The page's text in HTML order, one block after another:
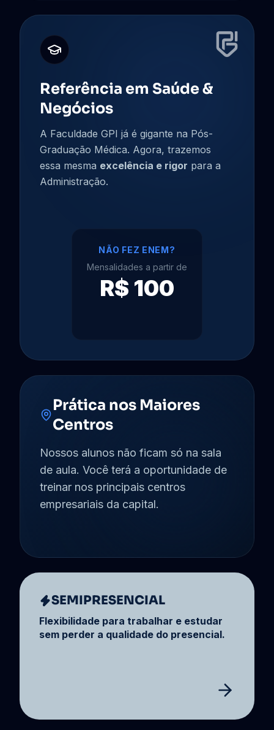
Referência em Saúde &
Negócios
A Faculdade GPI já é gigante na Pós-
Graduação Médica. Agora, trazemos
essa mesma excelência e rigor para a
Administração.
NÃO FEZ ENEM?
Mensalidades a partir de
R$ 100
Prática nos Maiores
Centros
Nossos alunos não ficam só na sala
de aula. Você terá a oportunidade de
treinar nos principais centros
empresariais da capital.
SEMIPRESENCIAL
Flexibilidade para trabalhar e estudar
sem perder a qualidade do presencial.